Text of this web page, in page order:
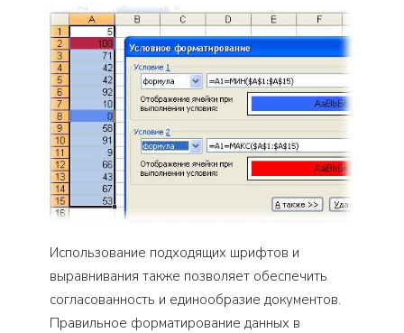
Использование подходящих шрифтов и
выравнивания также позволяет обеспечить
согласованность и единообразие документов.
Правильное форматирование данных в